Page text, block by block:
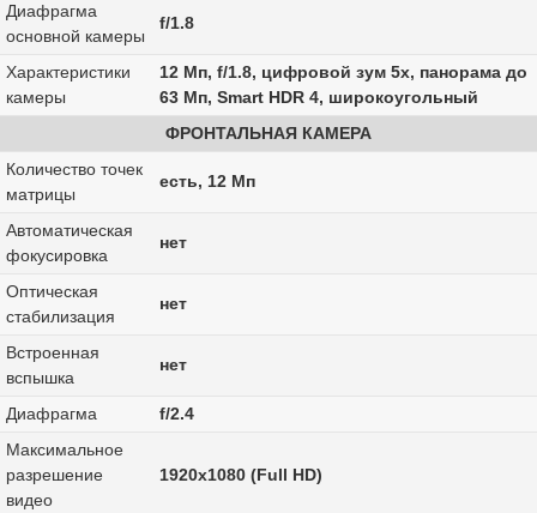
Диафрагма
основной камеры
f/1.8
Характеристики
камеры
12 Мп, f/1.8, цифровой зум 5x, панорама до
63 Мп, Smart HDR 4, широкоугольный
ФРОНТАЛЬНАЯ КАМЕРА
Количество точек
матрицы
есть, 12 Мп
Автоматическая
фокусировка
нет
Оптическая
стабилизация
нет
Встроенная
вспышка
нет
Диафрагма
f/2.4
Максимальное
разрешение
видео
1920x1080 (Full HD)